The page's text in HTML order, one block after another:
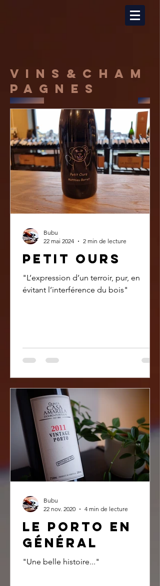
Vins&Cham
pagnes
Petit ours
"L’expression d’un terroir, pur, en
évitant l’interférence du bois"
Bubu
22 mai 2024
2 min de lecture
LE porto en
général
"Une belle histoire..."
Bubu
22 nov. 2020
4 min de lecture